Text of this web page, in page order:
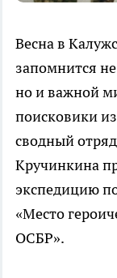
Весна в
запомнится
но и важной
поисковики
сводный
Кручинкина
экспедицию
«Место
ОСБР».